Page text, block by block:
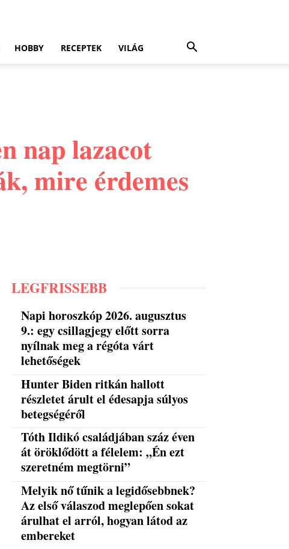
HOBBY RECEPTEK VILÁG
nap lazacot
mire érdemes
LEGFRISSEBB
Napi horoszkóp 2026. augusztus
9.: egy csillagjegy előtt sorra
nyílnak meg a régóta várt
lehetőségek
Hunter Biden ritkán hallott
részletet árult el édesapja súlyos
betegségéről
Tóth Ildikó családjában száz éven
át öröklődött a félelem: „Én ezt
szeretném megtörni”
Melyik nő tűnik a legidősebbnek?
Az első válaszod meglepően sokat
árulhat el arról, hogyan látod az
embereket